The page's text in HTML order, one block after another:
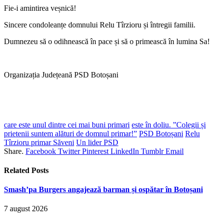
Fie-i amintirea veșnică!
Sincere condoleanțe domnului Relu Tîrzioru și întregii familii.
Dumnezeu să o odihnească în pace și să o primească în lumina Sa!
Organizația Județeană PSD Botoșani
care este unul dintre cei mai buni primari este în doliu. ”Colegii și
prietenii suntem alături de domnul primar!” PSD Botoșani Relu
Tîrzioru primar Săveni Un lider PSD
Share. Facebook Twitter Pinterest LinkedIn Tumblr Email
Related Posts
Smash’pa Burgers angajează barman și ospătar în Botoșani
7 august 2026